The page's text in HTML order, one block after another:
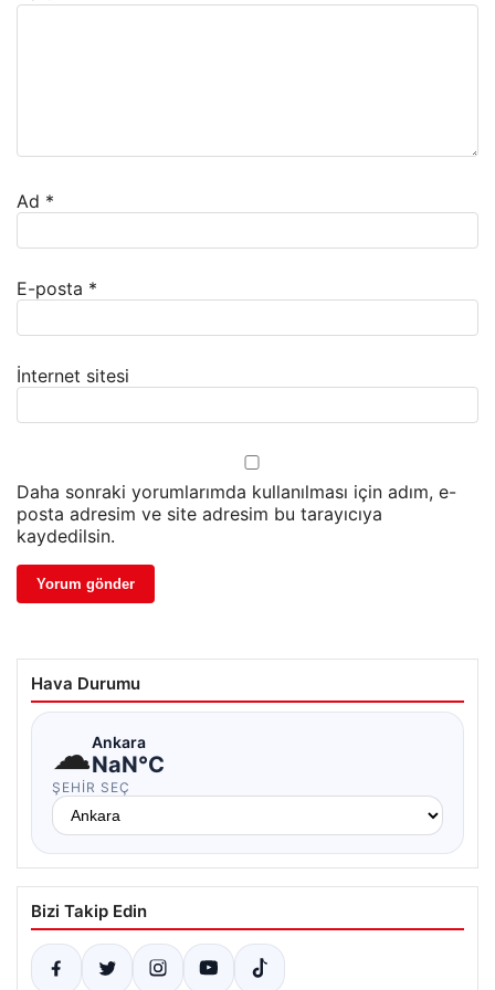
Ad *
E-posta *
İnternet sitesi
Daha sonraki yorumlarımda kullanılması için adım, e-
posta adresim ve site adresim bu tarayıcıya
kaydedilsin.
Hava Durumu
☁Ankara
NaN°C
ŞEHIR SEÇ
Bizi Takip Edin